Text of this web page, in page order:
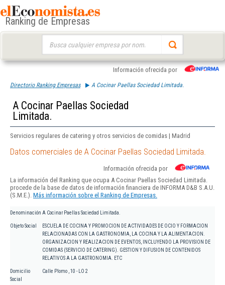
Ranking de Empresas
Información ofrecida por
Directorio Ranking Empresas A Cocinar Paellas Sociedad Limitada.
A Cocinar Paellas Sociedad
Limitada.
Servicios regulares de catering y otros servicios de comidas | Madrid
Datos comerciales de A Cocinar Paellas Sociedad Limitada.
Información ofrecida por
La información del Ranking que ocupa A Cocinar Paellas Sociedad Limitada.
procede de la base de datos de información financiera de INFORMA D&B S.A.U.
(S.M.E.). Más información sobre el Ranking de Empresas.
Denominación A Cocinar Paellas Sociedad Limitada.
Objeto Social
ESCUELA DE COCINA Y PROMOCION DE ACTIVIDADES DE OCIO Y FORMACION
RELACIONADAS CON LA GASTRONOMIA, LA COCINA Y LA ALIMENTACION.
ORGANIZACION Y REALIZACION DE EVENTOS, INCLUYENDO LA PROVISION DE
COMIDAS (SERVICIO DE CATERING). GESTION Y DIFUSION DE CONTENIDOS
RELATIVOS A LA GASTRONOMIA. ETC
Domicilio
Social
Calle Plomo , 10 - LO 2